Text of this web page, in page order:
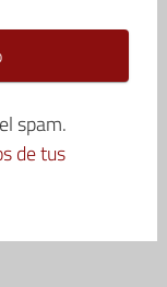
spam.
de tus